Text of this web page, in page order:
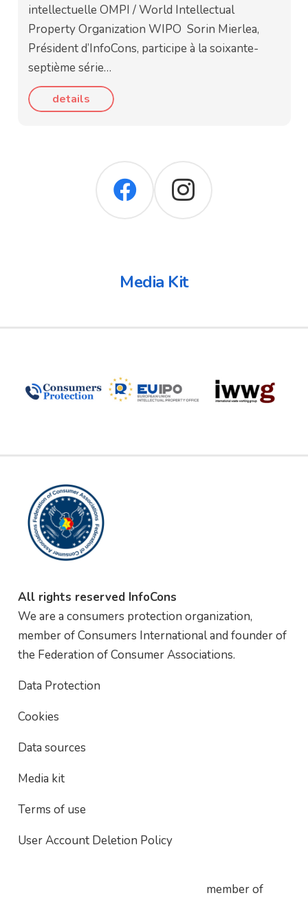
intellectuelle OMPI / World Intellectual
Property Organization WIPO Sorin Mierlea,
Président d’InfoCons, participe à la soixante-
septième série…
details
Media Kit
All rights reserved InfoCons
We are a consumers protection organization,
member of Consumers International and founder of
the Federation of Consumer Associations.
Data Protection
Cookies
Data sources
Media kit
Terms of use
User Account Deletion Policy
member of